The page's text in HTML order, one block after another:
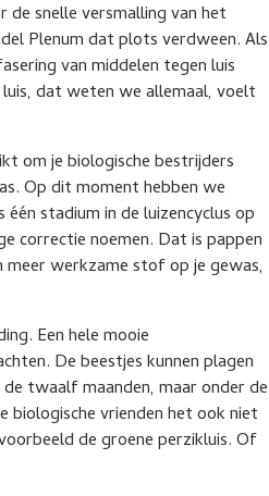
de snelle versmalling van het
Plenum dat plots verdween. Als
van middelen tegen luis
dat weten we allemaal, voelt
om je biologische bestrijders
Op dit moment hebben we
stadium in de luizencyclus op
correctie noemen. Dat is pappen
meer werkzame stof op je gewas,
Een hele mooie
De beestjes kunnen plagen
twaalf maanden, maar onder de
biologische vrienden het ook niet
de groene perzikluis. Of